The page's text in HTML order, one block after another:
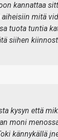
kannattaa
aiheisiin mitä
tuota tuntia
siihen
kysyn että
moni
kännykällä